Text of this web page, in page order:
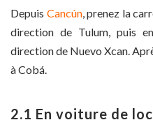
Depuis Cancún, prenez la
direction de Tulum, puis
direction de Nuevo Xcan.
à Cobá.
2.1 En voiture de